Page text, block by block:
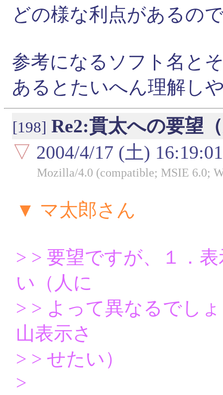
どの様な利点があるの
参考になるソフト名と
あるとたいへん理解し
[198] Re2:貫太への要望
▽ 2004/4/17 (土) 16:19:01
Mozilla/4.0 (compatible; MSIE 6.0;
▼ マ太郎さん
> > 要望ですが、１．
い（人に
> > よって異なるでし
山表示さ
> > せたい）
>